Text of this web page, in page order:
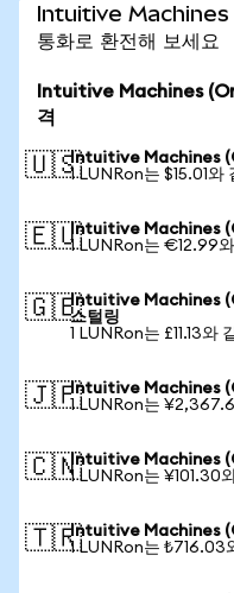
Intuitive Machines
통화로 환전해 보세요
Intuitive Machines
격
🇺🇸Intuitive Machines
1 LUNRon는 $15.01와
🇪🇺Intuitive Machines
1 LUNRon는 €12.99
🇬🇧Intuitive Machines
스털링
1 LUNRon는 £11.13와
🇯🇵Intuitive Machines
1 LUNRon는
🇨🇳Intuitive Machines
1 LUNRon는 ¥101.30
🇹🇷Intuitive Machines
1 LUNRon는 ₺716.03